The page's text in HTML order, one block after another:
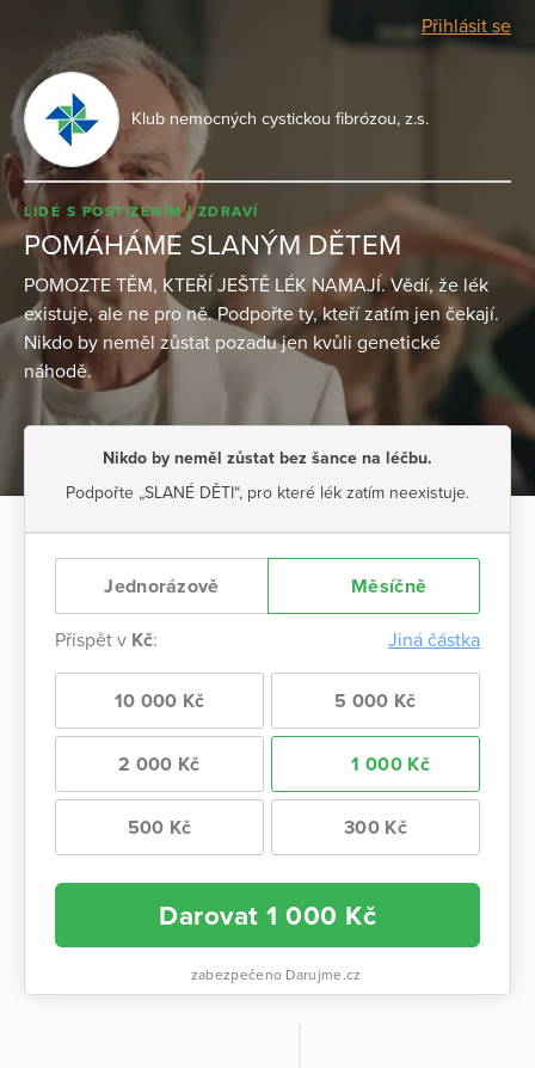
Přihlásit se
Klub nemocných cystickou fibrózou, z.s.
LIDÉ S POSTIŽENÍM ZDRAVÍ
POMÁHÁME SLANÝM DĚTEM
POMOZTE TĚM, KTEŘÍ JEŠTĚ LÉK NAMAJÍ. Vědí, že lék
existuje, ale ne pro ně. Podpořte ty, kteří zatím jen čekají.
Nikdo by neměl zůstat pozadu jen kvůli genetické
náhodě.
Nikdo by neměl zůstat bez šance na léčbu.
Podpořte „SLANÉ DĚTI“, pro které lék zatím neexistuje.
Jednorázově Měsíčně
Přispět v Kč: Jiná částka
10 000 Kč 5 000 Kč
2 000 Kč 1 000 Kč
500 Kč 300 Kč
Darovat 1 000 Kč
zabezpečeno Darujme.cz